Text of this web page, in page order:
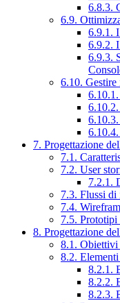
6.8.3.
6.9.
6.9.1.
6.9.2.
6.9.3.
6.10. Gestire
7. Progettazione
7.1.
7.2. User
7.2.1.
7.3. Flussi di
7.4.
7.5.
8. Progettazione
8.1. Obiettivi
8.2.
8.2.1.
8.2.2.
8.2.3.